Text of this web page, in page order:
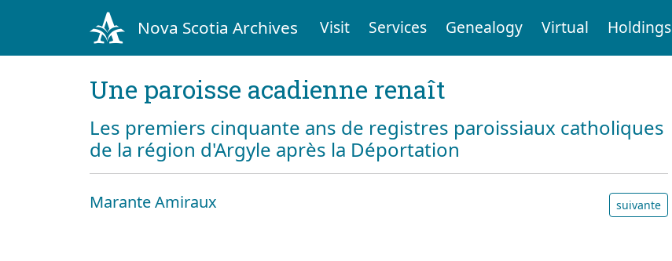
Nova Scotia Archives Visit Services Genealogy Virtual Holdings
Une paroisse acadienne renaît
Les premiers cinquante ans de registres paroissiaux catholiques
de la région d'Argyle après la Déportation
Marante Amiraux suivante